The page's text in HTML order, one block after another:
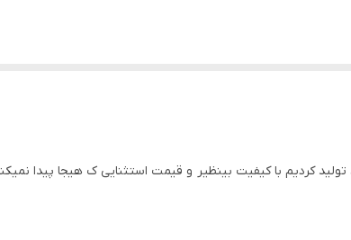
کردیم با کیفیت بینظیر و قیمت استثنایی ک هیجا پیدا